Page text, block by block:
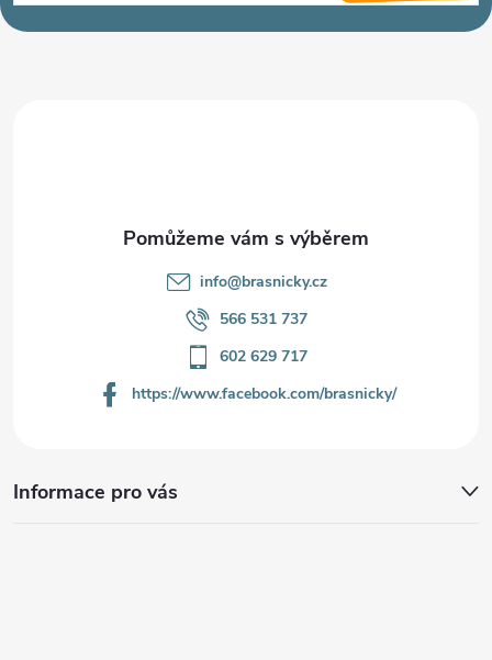
p
info@brasnicky.cz
566 531 737
602 629 717
https://www.facebook.com/brasnicky/
Informace pro vás